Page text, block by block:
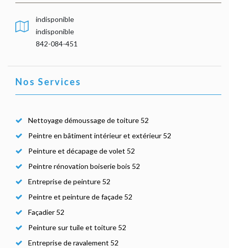
indisponible
indisponible
842-084-451
Nos Services
Nettoyage démoussage de toiture 52
Peintre en bâtiment intérieur et extérieur 52
Peinture et décapage de volet 52
Peintre rénovation boiserie bois 52
Entreprise de peinture 52
Peintre et peinture de façade 52
Façadier 52
Peinture sur tuile et toiture 52
Entreprise de ravalement 52